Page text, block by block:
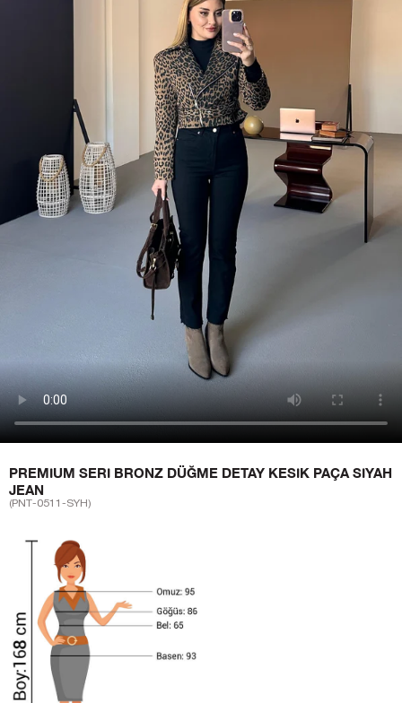
PREMIUM SERI BRONZ DÜĞME DETAY KESIK PAÇA SIYAH
JEAN
(PNT-0511-SYH)